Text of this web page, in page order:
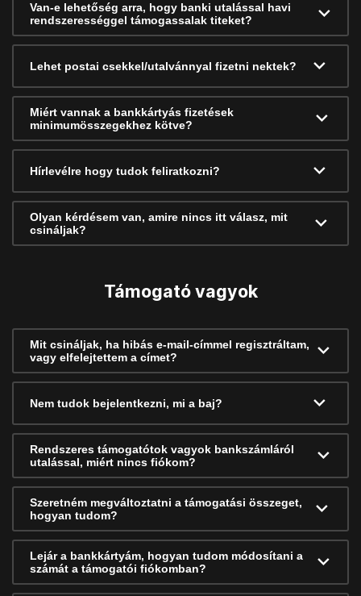
Van-e lehetőség arra, hogy banki utalással havi
rendszerességgel támogassalak titeket?
Lehet postai csekkel/utalvánnyal fizetni nektek?
Miért vannak a bankkártyás fizetések
minimumösszegekhez kötve?
Hírlevélre hogy tudok feliratkozni?
Olyan kérdésem van, amire nincs itt válasz, mit
csináljak?
Támogató vagyok
Mit csináljak, ha hibás e-mail-címmel regisztráltam,
vagy elfelejtettem a címet?
Nem tudok bejelentkezni, mi a baj?
Rendszeres támogatótok vagyok bankszámláról
utalással, miért nincs fiókom?
Szeretném megváltoztatni a támogatási összeget,
hogyan tudom?
Lejár a bankkártyám, hogyan tudom módosítani a
számát a támogatói fiókomban?